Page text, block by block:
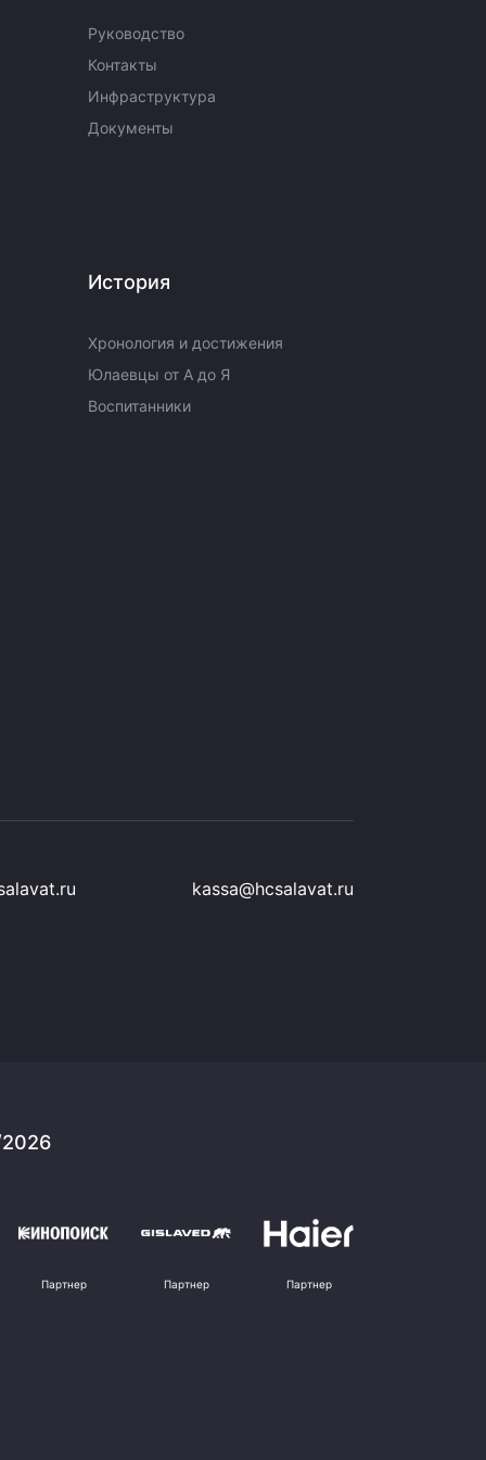
Руководство
Контакты
Инфраструктура
Документы
История
Хронология и достижения
Юлаевцы от А до Я
Воспитанники
kassa@hcsalavat.ru
Партнер Партнер Партнер